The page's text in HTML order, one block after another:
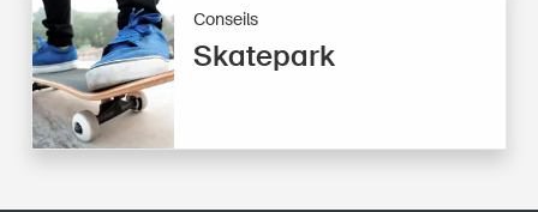
Conseils
Skatepark